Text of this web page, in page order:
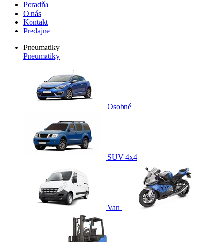
Poradňa
O nás
Kontakt
Predajne
Pneumatiky
Pneumatiky
Osobné
SUV 4x4
Van